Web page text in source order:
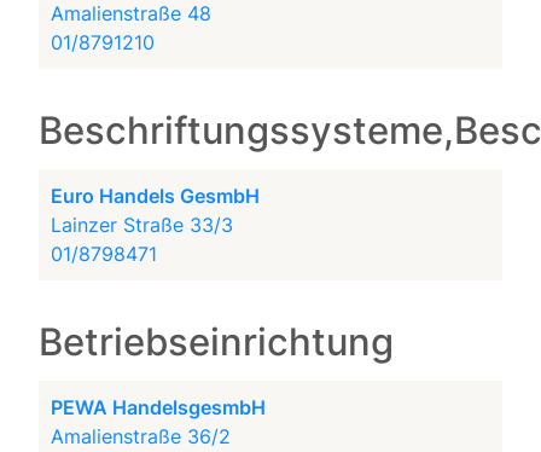
Amalienstraße 48
01/8791210
Euro Handels GesmbH
Lainzer Straße 33/3
01/8798471
Betriebseinrichtung
PEWA HandelsgesmbH
Amalienstraße 36/2